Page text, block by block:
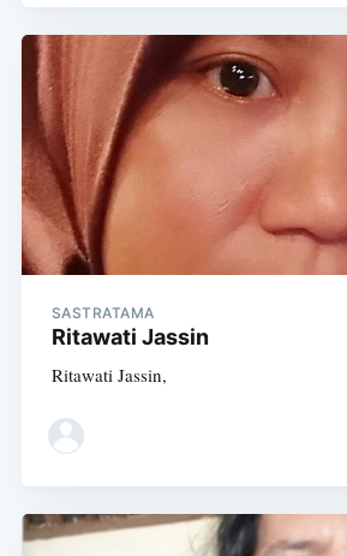
SASTRATAMA
Ritawati Jassin
Ritawati Jassin,